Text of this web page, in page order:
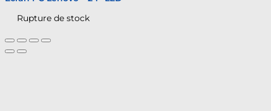
Rupture de stock